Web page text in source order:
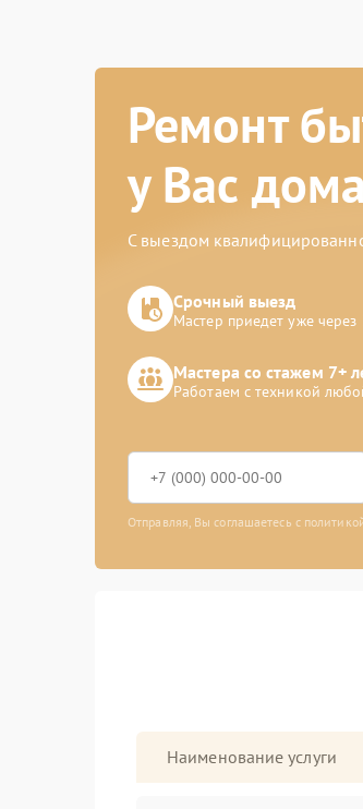
Ремонт
у Вас дома
С выездом
Срочный выезд
Мастер приедет уже
Мастера со стажем 7+
Работаем с техникой
Отправляя, Вы соглашаетесь с
Наименование услуги